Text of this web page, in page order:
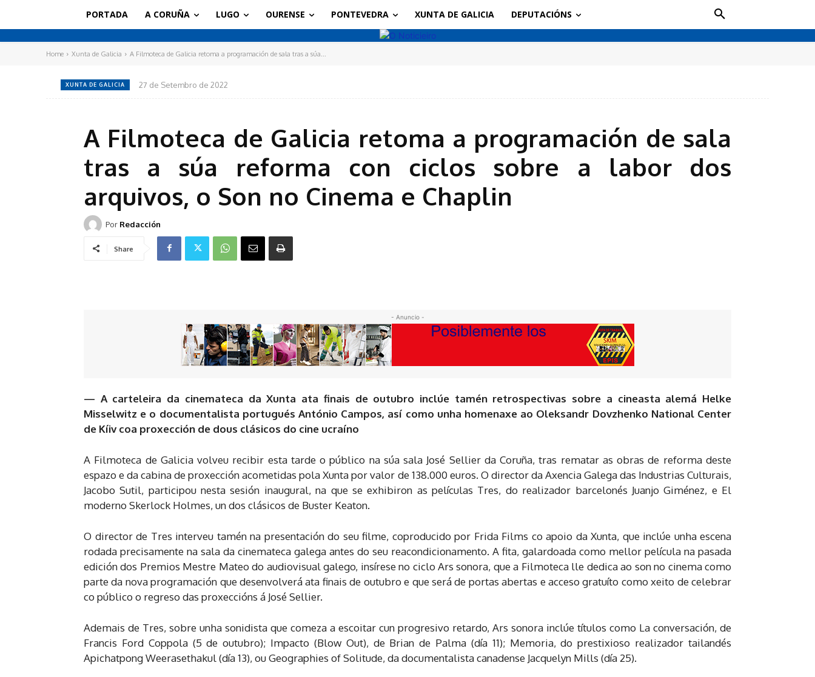
PORTADA A CORUÑA LUGO OURENSE PONTEVEDRA XUNTA DE GALICIA DEPUTACIÓNS
Home Xunta de Galicia A Filmoteca de Galicia retoma a programación de sala tras a súa...
XUNTA DE GALICIA 27 de Setembro de 2022
A Filmoteca de Galicia retoma a programación de sala
tras a súa reforma con ciclos sobre a labor dos
arquivos, o Son no Cinema e Chaplin
Por Redacción
Share
- Anuncio -
— A carteleira da cinemateca da Xunta ata finais de outubro inclúe tamén retrospectivas sobre a cineasta alemá Helke
Misselwitz e o documentalista portugués António Campos, así como unha homenaxe ao Oleksandr Dovzhenko National Center
de Kíiv coa proxección de dous clásicos do cine ucraíno
A Filmoteca de Galicia volveu recibir esta tarde o público na súa sala José Sellier da Coruña, tras rematar as obras de reforma deste
espazo e da cabina de proxección acometidas pola Xunta por valor de 138.000 euros. O director da Axencia Galega das Industrias Culturais,
Jacobo Sutil, participou nesta sesión inaugural, na que se exhibiron as películas Tres, do realizador barcelonés Juanjo Giménez, e El
moderno Skerlock Holmes, un dos clásicos de Buster Keaton.
O director de Tres interveu tamén na presentación do seu filme, coproducido por Frida Films co apoio da Xunta, que inclúe unha escena
rodada precisamente na sala da cinemateca galega antes do seu reacondicionamento. A fita, galardoada como mellor película na pasada
edición dos Premios Mestre Mateo do audiovisual galego, insírese no ciclo Ars sonora, que a Filmoteca lle dedica ao son no cinema como
parte da nova programación que desenvolverá ata finais de outubro e que será de portas abertas e acceso gratuíto como xeito de celebrar
co público o regreso das proxeccións á José Sellier.
Ademais de Tres, sobre unha sonidista que comeza a escoitar cun progresivo retardo, Ars sonora inclúe títulos como La conversación, de
Francis Ford Coppola (5 de outubro); Impacto (Blow Out), de Brian de Palma (día 11); Memoria, do prestixioso realizador tailandés
Apichatpong Weerasethakul (día 13), ou Geographies of Solitude, da documentalista canadense Jacquelyn Mills (día 25).